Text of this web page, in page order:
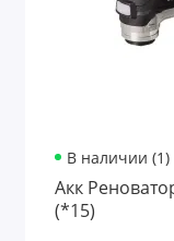
В наличии (1)
Акк
(*15)